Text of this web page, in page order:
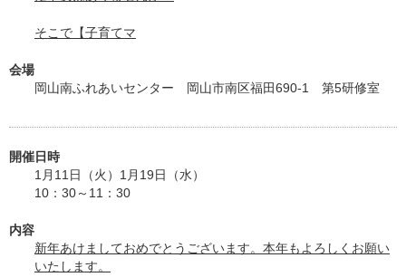
そこで【子育てマ
会場
岡山南ふれあいセンター 岡山市南区福田690-1 第5研修室
開催日時
1月11日（火）1月19日（水）
10：30～11：30
内容
新年あけましておめでとうございます。本年もよろしくお願い
いたします。